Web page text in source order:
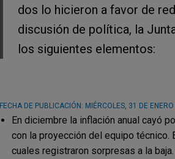
dos lo hicieron a favor de
discusión de política, la
los siguientes elementos:
FECHA DE PUBLICACIÓN: MIÉRCOLES, 31 DE
En diciembre la inflación anual cayó
con la proyección del equipo
cuales registraron sorpresas a la